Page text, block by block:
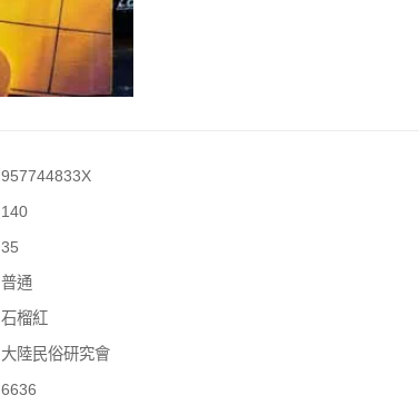
957744833X
140
35
普通
石榴紅
大陸民俗研究會
6636